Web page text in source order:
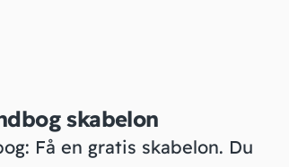
skabelon
Få en gratis skabelon. Du